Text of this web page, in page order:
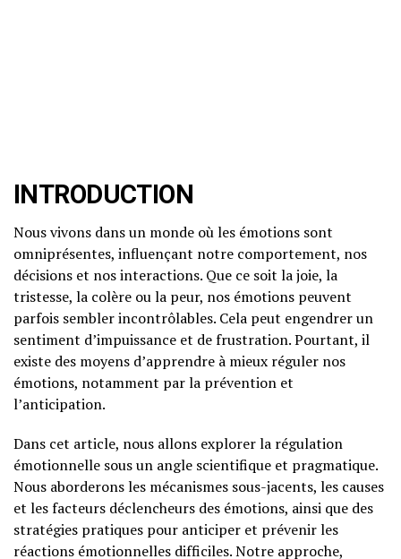
INTRODUCTION
Nous vivons dans un monde où les émotions sont
omniprésentes, influençant notre comportement, nos
décisions et nos interactions. Que ce soit la joie, la
tristesse, la colère ou la peur, nos émotions peuvent
parfois sembler incontrôlables. Cela peut engendrer un
sentiment d’impuissance et de frustration. Pourtant, il
existe des moyens d’apprendre à mieux réguler nos
émotions, notamment par la prévention et
l’anticipation.
Dans cet article, nous allons explorer la régulation
émotionnelle sous un angle scientifique et pragmatique.
Nous aborderons les mécanismes sous-jacents, les causes
et les facteurs déclencheurs des émotions, ainsi que des
stratégies pratiques pour anticiper et prévenir les
réactions émotionnelles difficiles. Notre approche,